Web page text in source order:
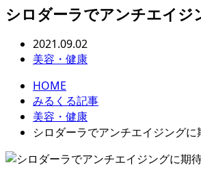
シロダーラでアンチエイジ
2021.09.02
美容・健康
HOME
みるくる記事
美容・健康
シロダーラでアンチエイジングに